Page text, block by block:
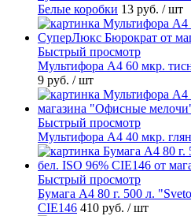
Белые коробки 13 руб. / шт
Быстрый просмотр
Мультифора А4 60 мкр.
9 руб. / шт
Быстрый просмотр
Мультифора А4 40 мкр.
Быстрый просмотр
Бумага А4 80 г. 500 л.
CIE146 410 руб. / шт